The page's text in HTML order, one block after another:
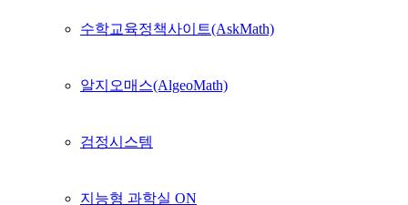
수학교육정책사이트(AskMath)
알지오매스(AlgeoMath)
검정시스템
지능형 과학실 ON